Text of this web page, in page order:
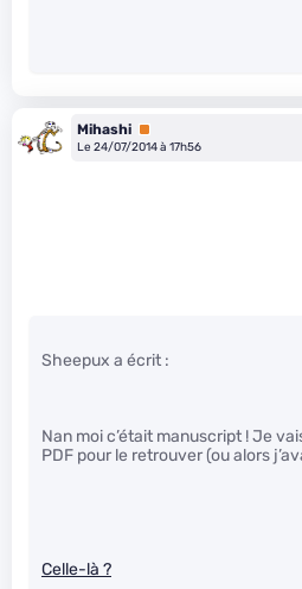
Mihashi Premium
Le 24/07/2014 à 17h56
Sheepux a écrit :
Nan moi c’était manuscript ! Je
PDF pour le retrouver (ou alors
Celle-là ?